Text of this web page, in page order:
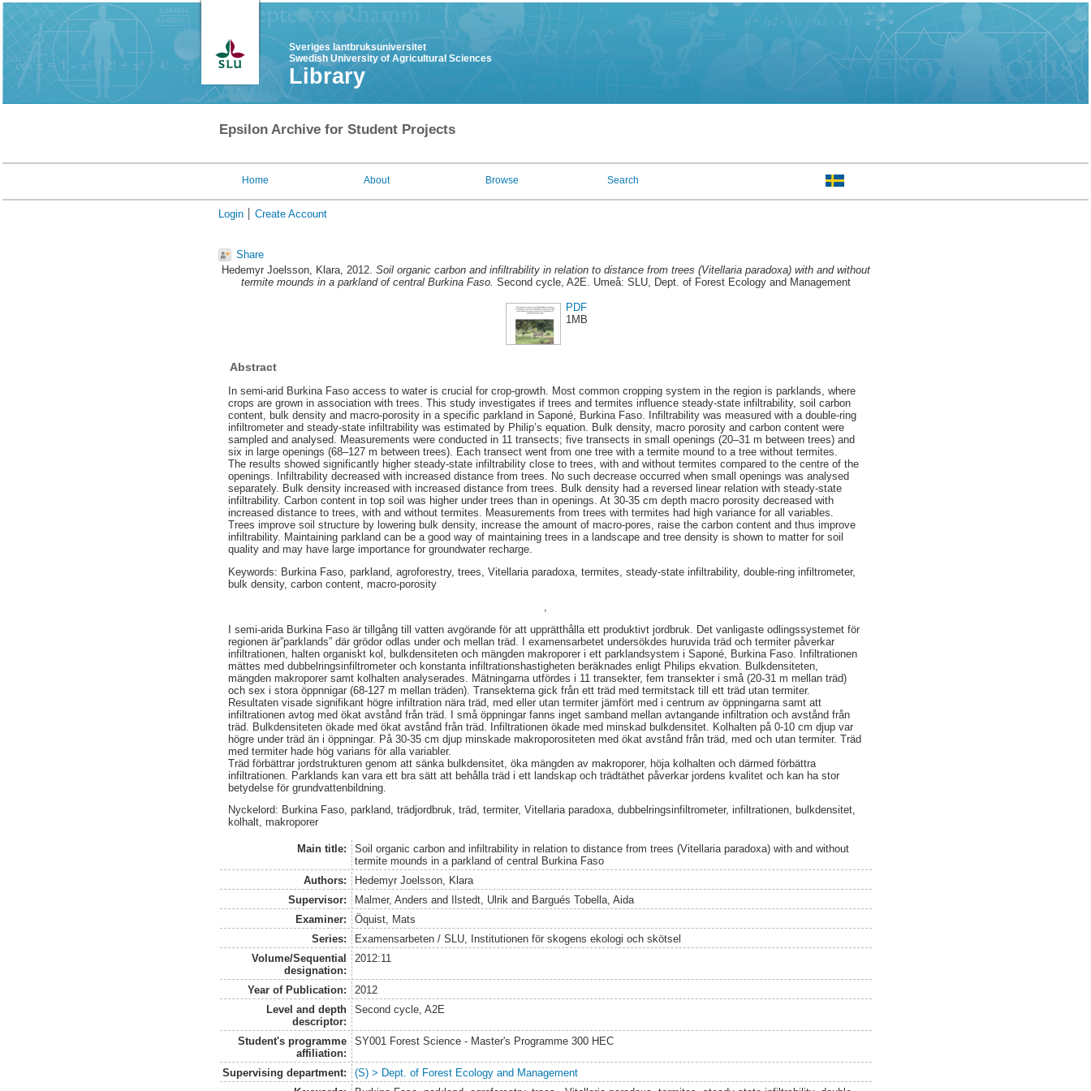
Sveriges lantbruksuniversitet
Swedish University of Agricultural Sciences
Library
Epsilon Archive for Student Projects
Home About Browse Search
Login Create Account
Share
Hedemyr Joelsson, Klara, 2012. Soil organic carbon and infiltrability in relation to distance from trees (Vitellaria paradoxa) with and without
termite mounds in a parkland of central Burkina Faso. Second cycle, A2E. Umeå: SLU, Dept. of Forest Ecology and Management
PDF
1MB
Abstract
In semi-arid Burkina Faso access to water is crucial for crop-growth. Most common cropping system in the region is parklands, where
crops are grown in association with trees. This study investigates if trees and termites influence steady-state infiltrability, soil carbon
content, bulk density and macro-porosity in a specific parkland in Saponé, Burkina Faso. Infiltrability was measured with a double-ring
infiltrometer and steady-state infiltrability was estimated by Philip’s equation. Bulk density, macro porosity and carbon content were
sampled and analysed. Measurements were conducted in 11 transects; five transects in small openings (20–31 m between trees) and
six in large openings (68–127 m between trees). Each transect went from one tree with a termite mound to a tree without termites.
The results showed significantly higher steady-state infiltrability close to trees, with and without termites compared to the centre of the
openings. Infiltrability decreased with increased distance from trees. No such decrease occurred when small openings was analysed
separately. Bulk density increased with increased distance from trees. Bulk density had a reversed linear relation with steady-state
infiltrability. Carbon content in top soil was higher under trees than in openings. At 30-35 cm depth macro porosity decreased with
increased distance to trees, with and without termites. Measurements from trees with termites had high variance for all variables.
Trees improve soil structure by lowering bulk density, increase the amount of macro-pores, raise the carbon content and thus improve
infiltrability. Maintaining parkland can be a good way of maintaining trees in a landscape and tree density is shown to matter for soil
quality and may have large importance for groundwater recharge.
Keywords: Burkina Faso, parkland, agroforestry, trees, Vitellaria paradoxa, termites, steady-state infiltrability, double-ring infiltrometer,
bulk density, carbon content, macro-porosity
I semi-arida Burkina Faso är tillgång till vatten avgörande för att upprätthålla ett produktivt jordbruk. Det vanligaste odlingssystemet för
regionen är”parklands” där grödor odlas under och mellan träd. I examensarbetet undersökdes huruvida träd och termiter påverkar
infiltrationen, halten organiskt kol, bulkdensiteten och mängden makroporer i ett parklandsystem i Saponé, Burkina Faso. Infiltrationen
mättes med dubbelringsinfiltrometer och konstanta infiltrationshastigheten beräknades enligt Philips ekvation. Bulkdensiteten,
mängden makroporer samt kolhalten analyserades. Mätningarna utfördes i 11 transekter, fem transekter i små (20-31 m mellan träd)
och sex i stora öppnnigar (68-127 m mellan träden). Transekterna gick från ett träd med termitstack till ett träd utan termiter.
Resultaten visade signifikant högre infiltration nära träd, med eller utan termiter jämfört med i centrum av öppningarna samt att
infiltrationen avtog med ökat avstånd från träd. I små öppningar fanns inget samband mellan avtangande infiltration och avstånd från
träd. Bulkdensiteten ökade med ökat avstånd från träd. Infiltrationen ökade med minskad bulkdensitet. Kolhalten på 0-10 cm djup var
högre under träd än i öppningar. På 30-35 cm djup minskade makroporositeten med ökat avstånd från träd, med och utan termiter. Träd
med termiter hade hög varians för alla variabler.
Träd förbättrar jordstrukturen genom att sänka bulkdensitet, öka mängden av makroporer, höja kolhalten och därmed förbättra
infiltrationen. Parklands kan vara ett bra sätt att behålla träd i ett landskap och trädtäthet påverkar jordens kvalitet och kan ha stor
betydelse för grundvattenbildning.
Nyckelord: Burkina Faso, parkland, trädjordbruk, träd, termiter, Vitellaria paradoxa, dubbelringsinfiltrometer, infiltrationen, bulkdensitet,
kolhalt, makroporer
Main title:
Soil organic carbon and infiltrability in relation to distance from trees (Vitellaria paradoxa) with and without
termite mounds in a parkland of central Burkina Faso
Authors:
Hedemyr Joelsson, Klara
Supervisor:
Malmer, Anders and Ilstedt, Ulrikand Bargués Tobella, Aida
Examiner:
Öquist, Mats
Series:
Examensarbeten / SLU, Institutionen för skogens ekologi och skötsel
Volume/Sequential
designation:
2012:11
Year of Publication:
2012
Level and depth
descriptor:
Second cycle, A2E
Student's programme
affiliation:
SY001 Forest Science - Master's Programme 300 HEC
Supervising department:
(S) > Dept. of Forest Ecology and Management